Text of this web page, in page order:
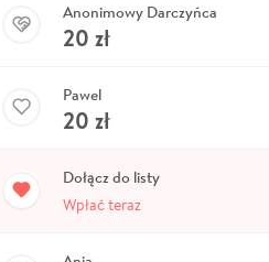
Anonimowy Darczyńca
20 zł
Pawel
20 zł
Dołącz do listy
Wpłać teraz